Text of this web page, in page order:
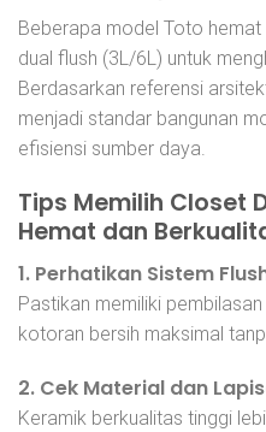
Beberapa model Toto
dual flush (3L/6L) untuk
Berdasarkan referensi
menjadi standar bangunan
efisiensi sumber daya.
Tips Memilih Closet
Hemat dan
1. Perhatikan Sistem
Pastikan memiliki
kotoran bersih maksimal
2. Cek Material dan
Keramik berkualitas tinggi